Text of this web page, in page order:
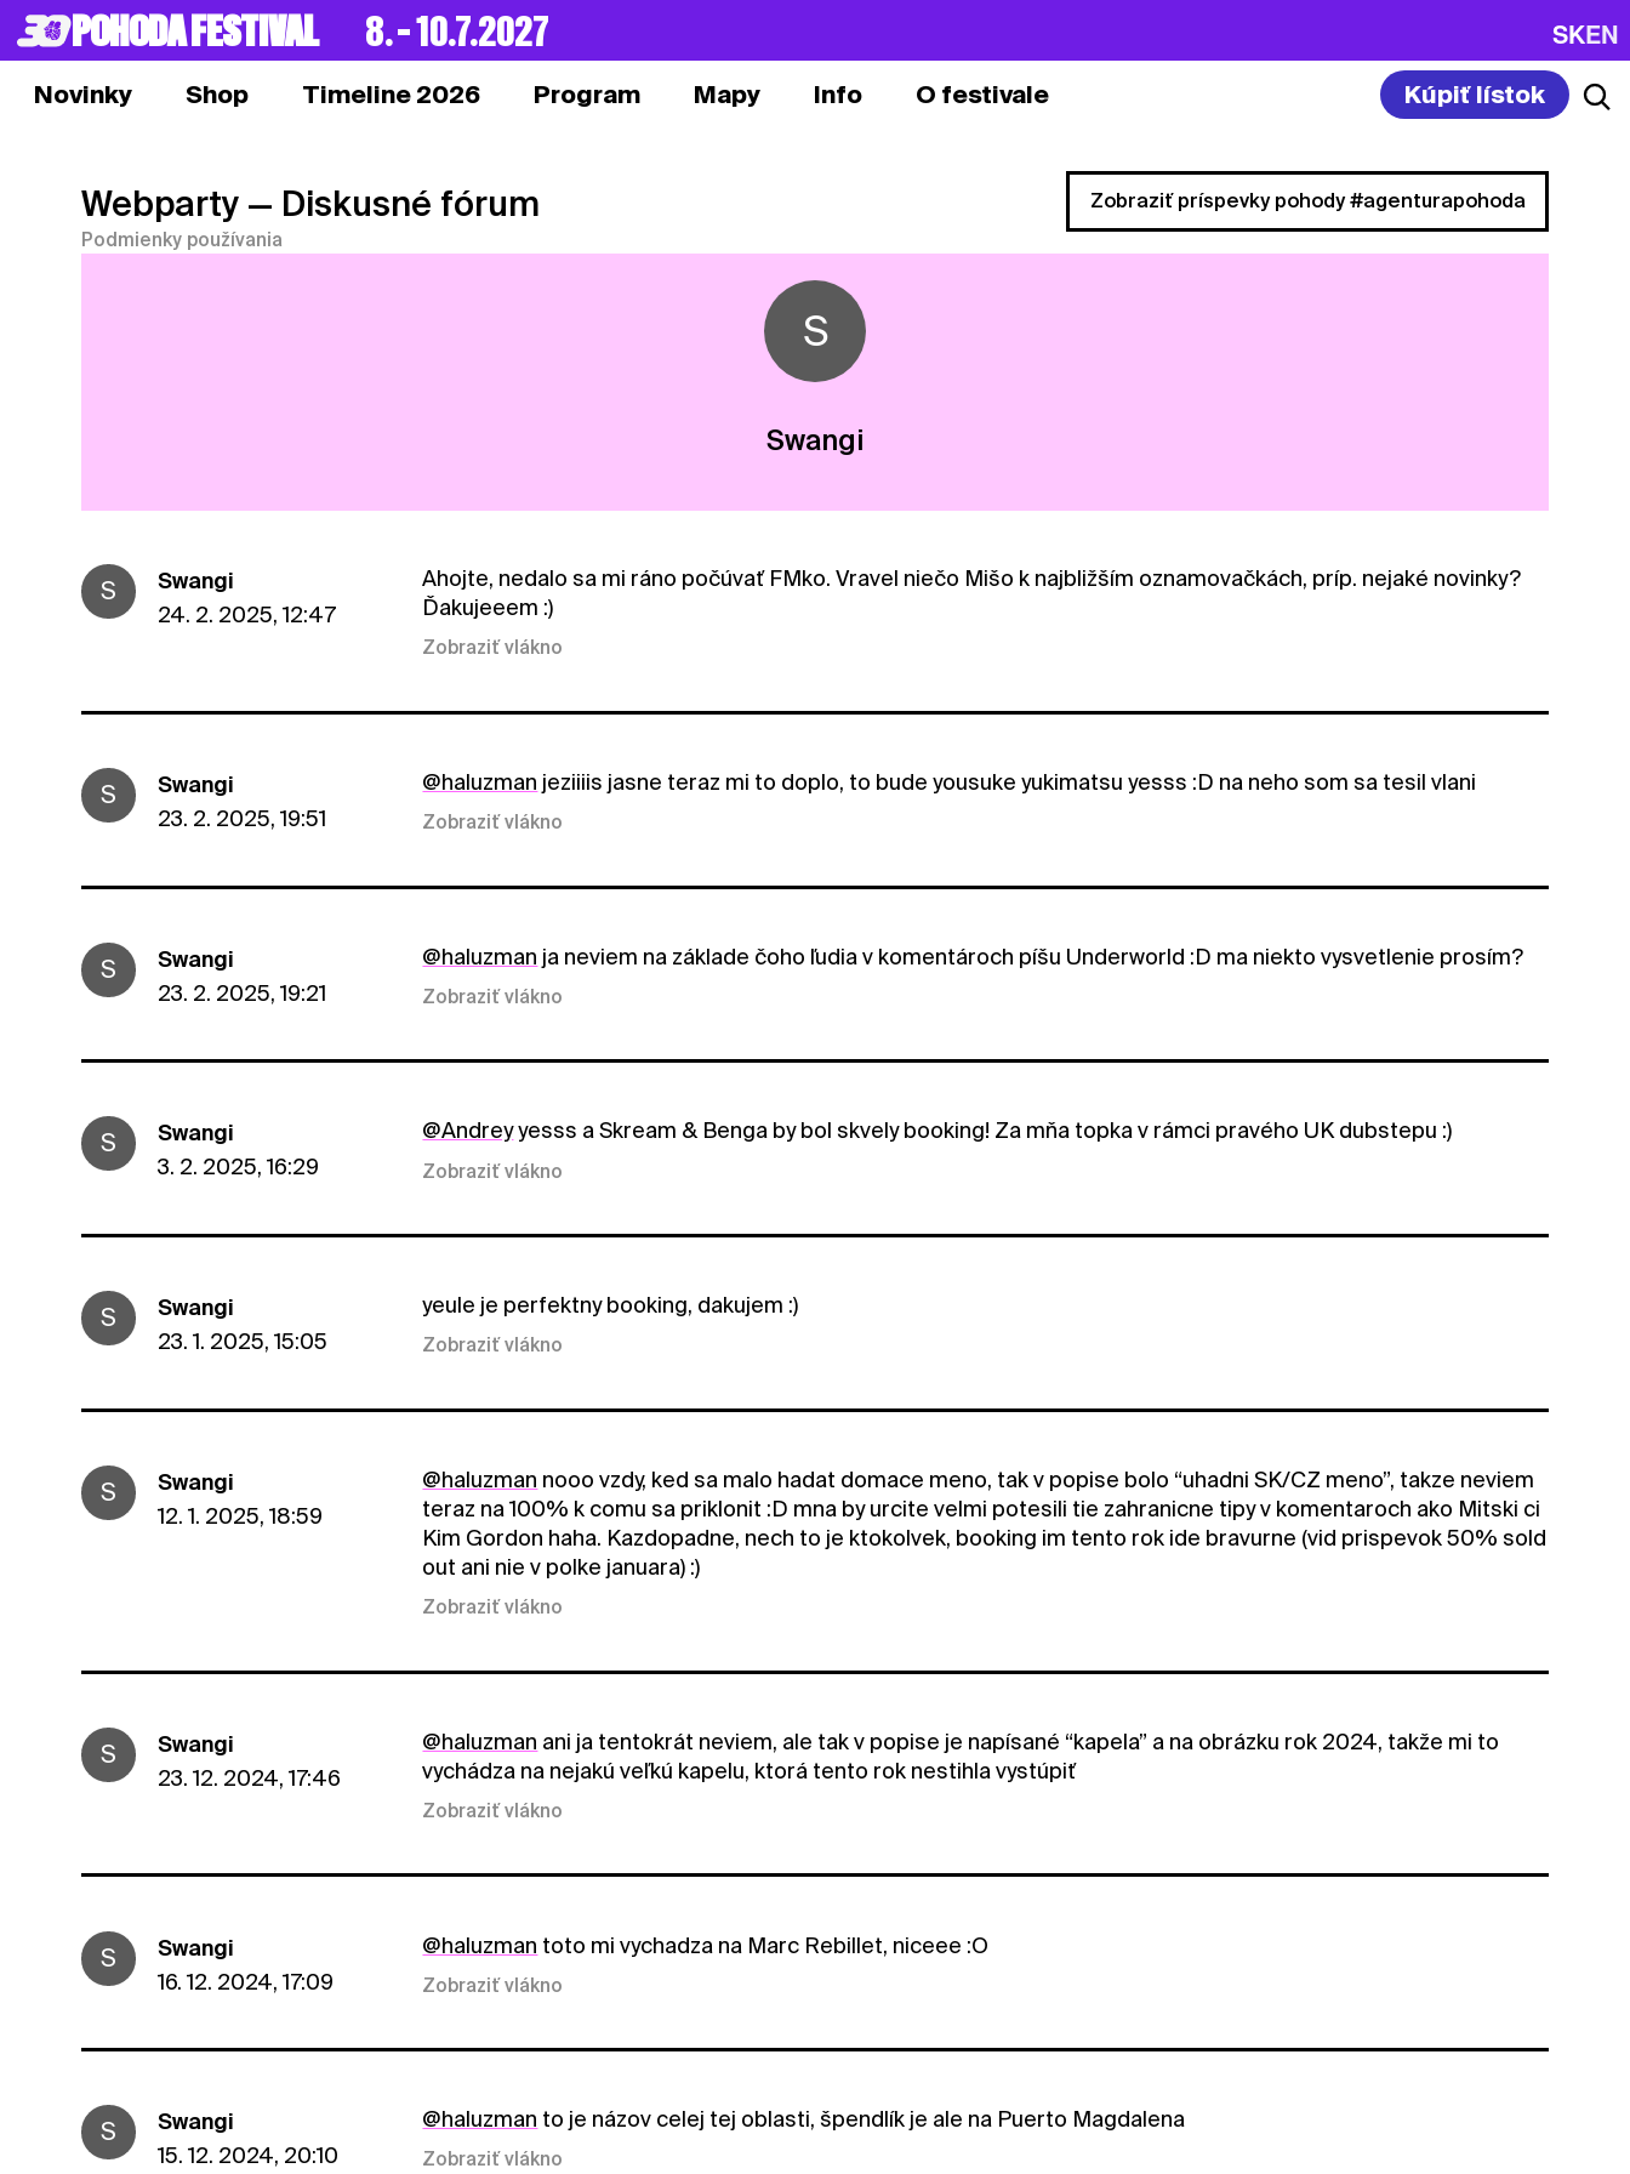
POHODA FESTIVAL 8. – 10.7.2027 SKEN
Novinky Shop Timeline 2026 Program Mapy Info O festivale Kúpiť lístok
Webparty — Diskusné fórum
Podmienky používania
Zobraziť príspevky pohody #agenturapohoda
S
Swangi
S
Swangi
24. 2. 2025, 12:47
Ahojte, nedalo sa mi ráno počúvať FMko. Vravel niečo Mišo k najbližším oznamovačkách, príp. nejaké novinky?
Ďakujeeem :)
Zobraziť vlákno
S
Swangi
23. 2. 2025, 19:51
@haluzman jeziiiis jasne teraz mi to doplo, to bude yousuke yukimatsu yesss :D na neho som sa tesil vlani
Zobraziť vlákno
S
Swangi
23. 2. 2025, 19:21
@haluzman ja neviem na základe čoho ľudia v komentároch píšu Underworld :D ma niekto vysvetlenie prosím?
Zobraziť vlákno
S
Swangi
3. 2. 2025, 16:29
@Andreyyesss a Skream & Benga by bol skvely booking! Za mňa topka v rámci pravého UK dubstepu :)
Zobraziť vlákno
S
Swangi
23. 1. 2025, 15:05
yeule je perfektny booking, dakujem :)
Zobraziť vlákno
S
Swangi
12. 1. 2025, 18:59
@haluzman nooo vzdy, ked sa malo hadat domace meno, tak v popise bolo “uhadni SK/CZ meno”, takze neviem
teraz na 100% k comu sa priklonit :D mna by urcite velmi potesili tie zahranicne tipy v komentaroch ako Mitski ci
Kim Gordon haha. Kazdopadne, nech to je ktokolvek, booking im tento rok ide bravurne (vid prispevok 50% sold
out ani nie v polke januara) :)
Zobraziť vlákno
S
Swangi
23. 12. 2024, 17:46
@haluzman ani ja tentokrát neviem, ale tak v popise je napísané “kapela” a na obrázku rok 2024, takže mi to
vychádza na nejakú veľkú kapelu, ktorá tento rok nestihla vystúpiť
Zobraziť vlákno
S
Swangi
16. 12. 2024, 17:09
@haluzman toto mi vychadza na Marc Rebillet, niceee :O
Zobraziť vlákno
S
Swangi
15. 12. 2024, 20:10
@haluzman to je názov celej tej oblasti, špendlík je ale na Puerto Magdalena
Zobraziť vlákno